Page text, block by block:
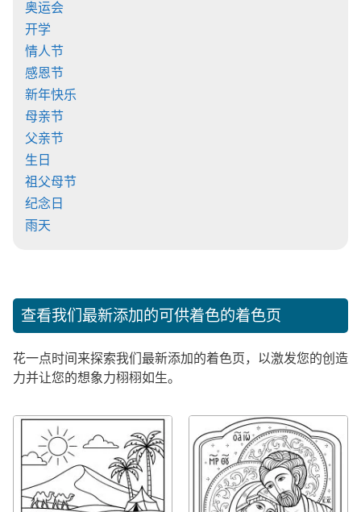
奥运会
开学
情人节
感恩节
新年快乐
母亲节
父亲节
生日
祖父母节
纪念日
雨天
查看我们最新添加的可供着色的着色页
花一点时间来探索我们最新添加的着色页，以激发您的创造
力并让您的想象力栩栩如生。